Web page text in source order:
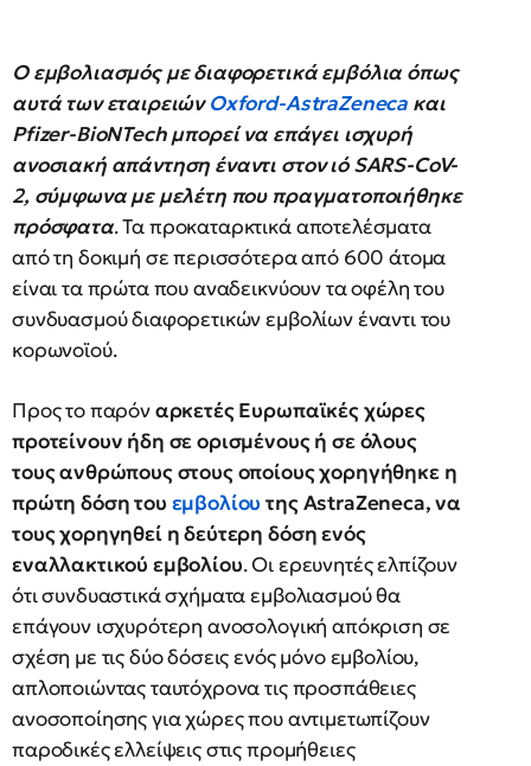
Ο εμβολιασμός με διαφορετικά εμβόλια όπως
αυτά των εταιρειώνOxford-AstraZeneca και
Pfizer-BioNTech μπορεί να επάγει ισχυρή
ανοσιακή απάντηση έναντι στον ιό SARS-CoV-
2, σύμφωνα με μελέτη που πραγματοποιήθηκε
πρόσφατα. Τα προκαταρκτικά αποτελέσματα
από τη δοκιμή σε περισσότερα από 600 άτομα
είναι τα πρώτα που αναδεικνύουν τα οφέλη του
συνδυασμού διαφορετικών εμβολίων έναντι του
κορωνοϊού.
Προς το παρόναρκετές Eυρωπαϊκές χώρες
προτείνουν ήδη σε ορισμένους ή σε όλους
τους ανθρώπους στους οποίους χορηγήθηκε η
πρώτη δόση του εμβολίου της AstraZeneca, να
τους χορηγηθεί η δεύτερη δόση ενός
εναλλακτικού εμβολίου. Οι ερευνητές ελπίζουν
ότι συνδυαστικά σχήματα εμβολιασμού θα
επάγουν ισχυρότερη ανοσολογική απόκριση σε
σχέση με τις δύο δόσεις ενός μόνο εμβολίου,
απλοποιώντας ταυτόχρονα τις προσπάθειες
ανοσοποίησης για χώρες που αντιμετωπίζουν
παροδικές ελλείψεις στις προμήθειες